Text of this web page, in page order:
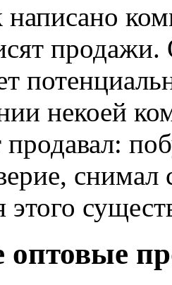
написано
продажи.
некоей
продавал:
снимал